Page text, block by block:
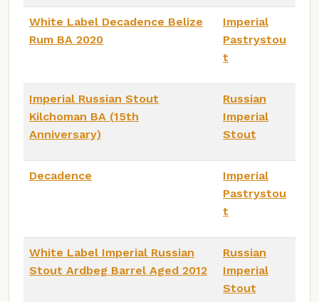
White Label Decadence Belize
Rum BA 2020
Imperial
Pastrystou
t
Imperial Russian Stout
Kilchoman BA (15th
Anniversary)
Russian
Imperial
Stout
Decadence
Imperial
Pastrystou
t
White Label Imperial Russian
Stout Ardbeg Barrel Aged 2012
Russian
Imperial
Stout